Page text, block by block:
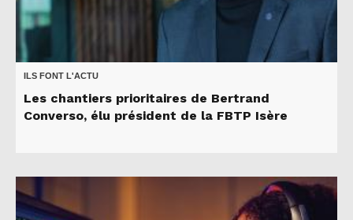
ILS FONT L'ACTU
Les chantiers prioritaires de Bertrand
Converso, élu président de la FBTP Isère